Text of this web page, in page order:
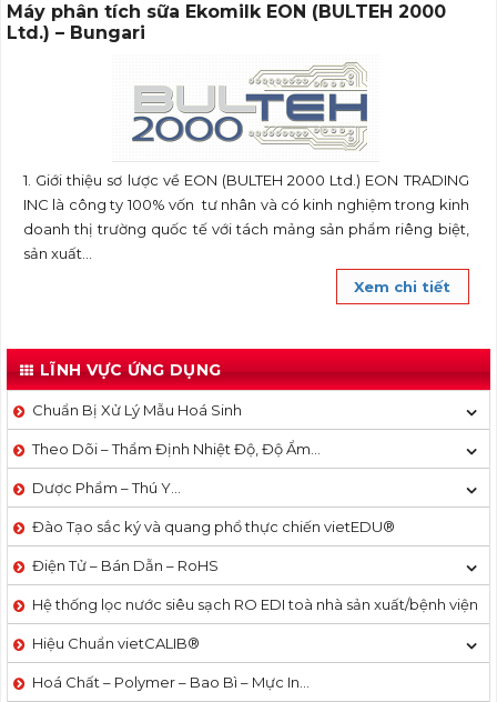
Máy phân tích sữa Ekomilk EON (BULTEH 2000
Ltd.) – Bungari
1. Giới thiệu sơ lược về EON (BULTEH 2000 Ltd.) EON TRADING
INC là công ty 100% vốn tư nhân và có kinh nghiệm trong kinh
doanh thị trường quốc tế với tách mảng sản phẩm riêng biệt,
sản xuất...
Xem chi tiết
LĨNH VỰC ỨNG DỤNG
Chuẩn Bị Xử Lý Mẫu Hoá Sinh
Theo Dõi – Thẩm Định Nhiệt Độ, Độ Ẩm…
Dược Phẩm – Thú Y…
Đào Tạo sắc ký và quang phổ thực chiến vietEDU®
Điện Tử – Bán Dẫn – RoHS
Hệ thống lọc nước siêu sạch RO EDI​​ toà nhà sản xuất/bệnh viện
Hiệu Chuẩn vietCALIB®
Hoá Chất – Polymer – Bao Bì – Mực In…